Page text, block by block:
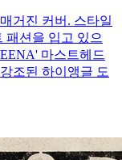
거진 커버. 스타일
패션을 입고 있으
마스트헤드
조된 하이앵글 도